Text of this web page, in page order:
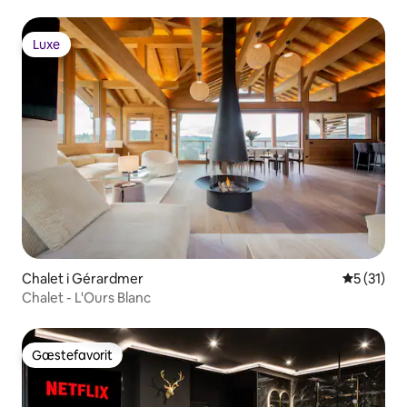
Luxe
Luxe
Chalet i Gérardmer 5 ud af 5
5 (31)
Chalet - L'Ours Blanc
Gæstefavorit
Gæstefavorit